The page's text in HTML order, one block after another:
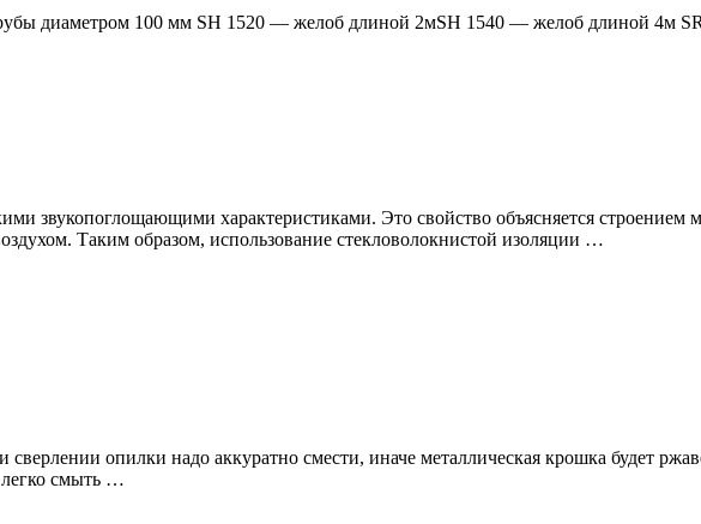
диаметром 100 мм SH 1520 — желоб длиной 2мSH 1540 — желоб длиной 4м
звукопоглощающими характеристиками. Это свойство объясняется строением
Таким образом, использование стекловолокнистой изоляции …
сверлении опилки надо аккуратно смести, иначе металлическая крошка будет
легко смыть …